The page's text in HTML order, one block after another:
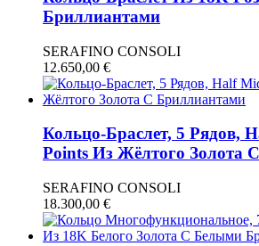
Бриллиантами
SERAFINO CONSOLI
12.650,00 €
Кольцо-Браслет, 5 Рядов,
Points Из Жёлтого Золота
SERAFINO CONSOLI
18.300,00 €